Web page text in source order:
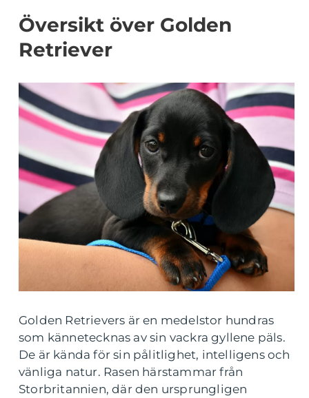
Översikt över Golden
Retriever
Golden Retrievers är en medelstor hundras
som kännetecknas av sin vackra gyllene päls.
De är kända för sin pålitlighet, intelligens och
vänliga natur. Rasen härstammar från
Storbritannien, där den ursprungligen